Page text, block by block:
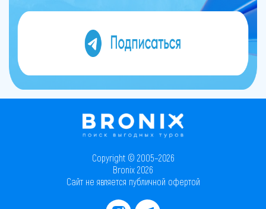
Copyright © 2005–2026
Bronix 2026
Сайт не является публичной офертой